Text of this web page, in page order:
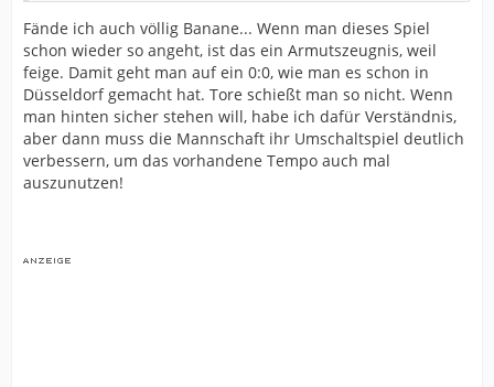
Ansonsten war bis gestern eigentlich ziemliches
"Schweigen im Wald". Keine weiteren Statements zur
Entwicklung und zu den letzten halbgaren Auftritte,
keine Gerüchte um Transfers und das Training konnte
ja teilweise auch nicht öffentlich stattfinden.
Jetzt allerdings doch Gerüchte um Grodowski (wird nicht
viel dran sein) und Knoche (wird viel dran sein). Knoche
soll allerdings seine Stärken auch in einer Fünferkette
Sollte Kniat jetzt tatsächlich zum dritten Mal in Folge
Fände ich auch völlig Banane... Wenn man dieses Spiel
schon wieder so angeht, ist das ein Armutszeugnis, weil
feige. Damit geht man auf ein 0:0, wie man es schon in
Düsseldorf gemacht hat. Tore schießt man so nicht. Wenn
man hinten sicher stehen will, habe ich dafür Verständnis,
aber dann muss die Mannschaft ihr Umschaltspiel deutlich
verbessern, um das vorhandene Tempo auch mal
auszunutzen!